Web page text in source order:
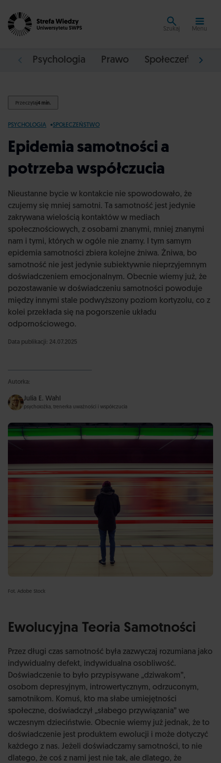
Szukaj Menu
Psychologia Prawo Społeczeństwo
Przeczytaj4 min.
PSYCHOLOGIA SPOŁECZEŃSTWO
Epidemia samotności a
potrzeba współczucia
Nieustanne bycie w kontakcie nie spowodowało, że
czujemy się mniej samotni. Ta samotność jest jedynie
zakrywana wielością kontaktów w mediach
społecznościowych, z osobami znanymi, mniej znanymi
nam i tymi, których w ogóle nie znamy. I tym samym
epidemia samotności zbiera kolejne żniwa. Żniwa, bo
samotność nie jest jedynie subiektywnie nieprzyjemnym
doświadczeniem emocjonalnym. Obecnie wiemy już, że
pozostawanie w doświadczeniu samotności powoduje
między innymi stale podwyższony poziom kortyzolu, co z
kolei przekłada się na pogorszenie układu
odpornościowego.
Data publikacji: 24.07.2025
Autorka:
Julia E. Wahl
psycholożka, trenerka uważności i współczucia
Fot. Adobe Stock
Ewolucyjna Teoria Samotności
Przez długi czas samotność była zazwyczaj rozumiana jako
indywidualny defekt, indywidualna osobliwość.
Doświadczenie to było przypisywane „dziwakom”,
osobom depresyjnym, introwertycznym, odrzuconym,
samotnikom. Komuś, kto ma słabe umiejętności
społeczne, doświadczył „słabego przywiązania” we
wczesnym dzieciństwie. Obecnie wiemy już jednak, że to
doświadczenie jest produktem ewolucji i może dotyczyć
każdego z nas. Jeżeli doświadczamy samotności, to nie
dlatego, że coś z nami jest nie tak, ale dlatego, że